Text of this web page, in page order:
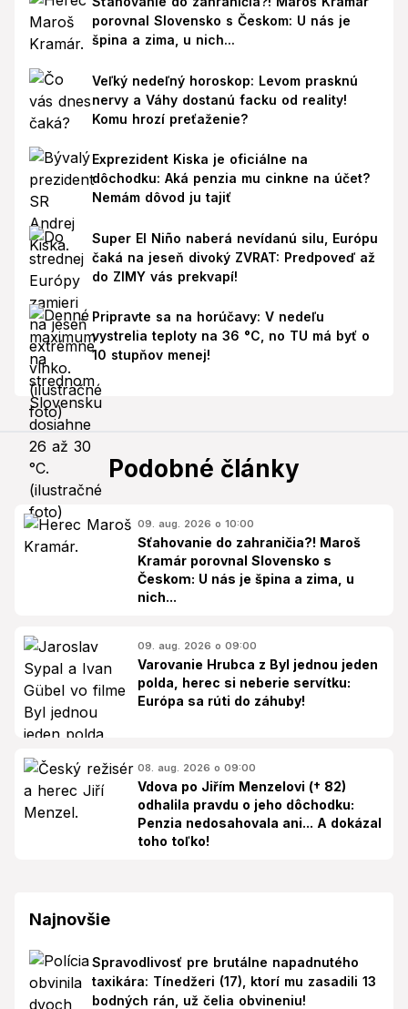
porovnal Slovensko s Českom: U nás je
špina a zima, u nich...
Veľký nedeľný horoskop: Levom prasknú
nervy a Váhy dostanú facku od reality!
Komu hrozí preťaženie?
Exprezident Kiska je oficiálne na
dôchodku: Aká penzia mu cinkne na účet?
Nemám dôvod ju tajiť
Super El Niño naberá nevídanú silu, Európu
čaká na jeseň divoký ZVRAT: Predpoveď až
do ZIMY vás prekvapí!
Pripravte sa na horúčavy: V nedeľu
vystrelia teploty na 36 °C, no TU má byť o
10 stupňov menej!
Podobné články
09. aug. 2026 o 10:00
Sťahovanie do zahraničia?! Maroš
Kramár porovnal Slovensko s
Českom: U nás je špina a zima, u
nich...
09. aug. 2026 o 09:00
Varovanie Hrubca z Byl jednou jeden
polda, herec si neberie servítku:
Európa sa rúti do záhuby!
08. aug. 2026 o 09:00
Vdova po Jiřím Menzelovi († 82)
odhalila pravdu o jeho dôchodku:
Penzia nedosahovala ani... A dokázal
toho toľko!
Najnovšie
Spravodlivosť pre brutálne napadnutého
taxikára: Tínedžeri (17), ktorí mu zasadili 13
bodných rán, už čelia obvineniu!